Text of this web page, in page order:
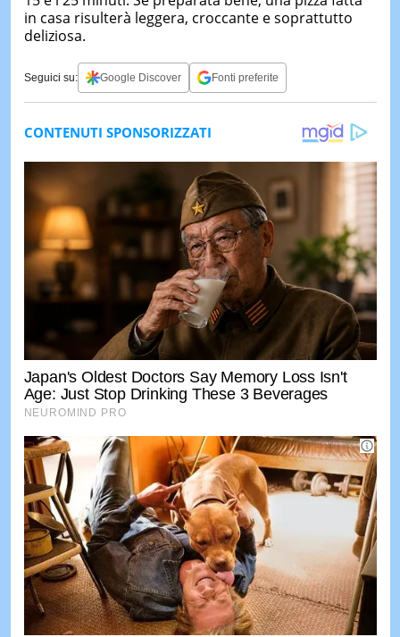
in casa risulterà leggera, croccante e soprattutto
deliziosa.
Seguici su: Google Discover Fonti preferite